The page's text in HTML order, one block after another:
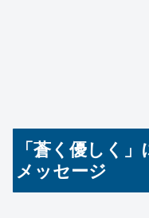
「蒼く優しく
メッセージ